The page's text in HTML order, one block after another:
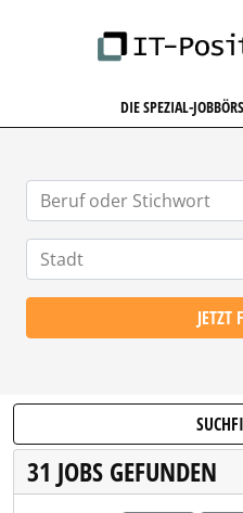
DIE SPEZIAL-
JETZT
31 JOBS GEFUNDEN